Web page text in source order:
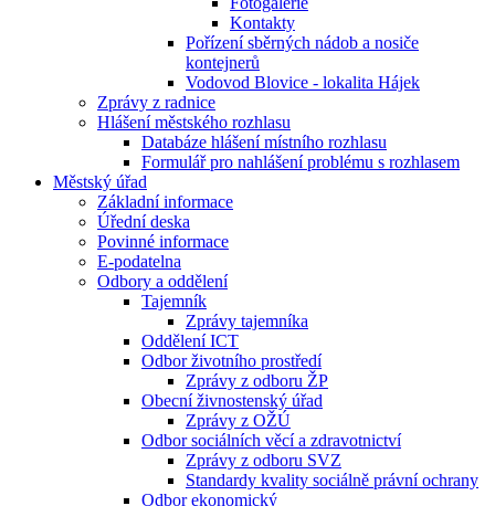
Kontakty
Pořízení sběrných nádob a nosiče
kontejnerů
Vodovod Blovice - lokalita Hájek
Zprávy z radnice
Hlášení městského rozhlasu
Databáze hlášení místního rozhlasu
Formulář pro nahlášení problému s rozhlasem
Městský úřad
Základní informace
Úřední deska
Povinné informace
E-podatelna
Odbory a oddělení
Tajemník
Zprávy tajemníka
Oddělení ICT
Odbor životního prostředí
Zprávy z odboru ŽP
Obecní živnostenský úřad
Zprávy z OŽÚ
Odbor sociálních věcí a zdravotnictví
Zprávy z odboru SVZ
Standardy kvality sociálně právní ochrany
Odbor ekonomický